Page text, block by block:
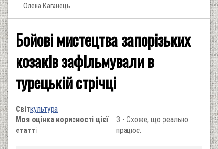
Олена Каганець
Бойові мистецтва запорізьких
козаків зафільмували в
турецькій стрічці
Світкультура
Моя оцінка корисності цієї
статті
3 - Схоже, що реально
працює.